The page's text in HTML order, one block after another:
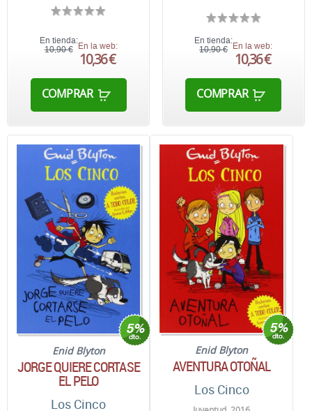
En tienda:
10,90 € En la web:
10,36 €
COMPRAR
En tienda:
10,90 €
En la web:
10,36 €
COMPRAR
Enid Blyton
JORGE QUIERE CORTASE
EL PELO
Los Cinco
Enid Blyton
AVENTURA OTOÑAL
Los Cinco